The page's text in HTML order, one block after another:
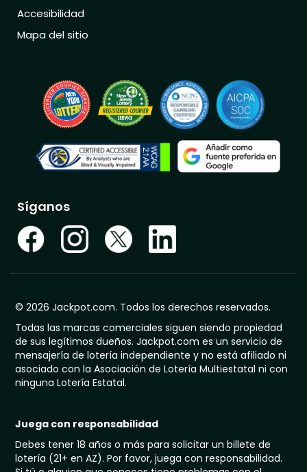
Accesibilidad
Mapa del sitio
Síganos
© 2026 Jackpot.com. Todos los derechos reservados.
Todas las marcas comerciales siguen siendo propiedad
de sus legítimos dueños. Jackpot.com es un servicio de
mensajería de lotería independiente y no está afiliado ni
asociado con la Asociación de Lotería Multiestatal ni con
ninguna Lotería Estatal.
Juega con responsabilidad
Debes tener 18 años o más para solicitar un billete de
lotería (21+ en AZ). Por favor, juega con responsabilidad.